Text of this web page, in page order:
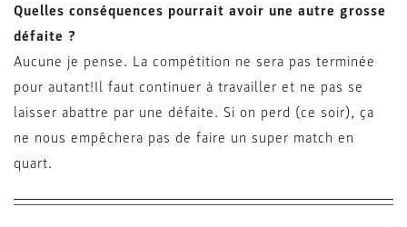
Quelles conséquences pourrait avoir une autre grosse
défaite ?
Aucune je pense. La compétition ne sera pas terminée
pour autant!Il faut continuer à travailler et ne pas se
laisser abattre par une défaite. Si on perd (ce soir), ça
ne nous empêchera pas de faire un super match en
quart.